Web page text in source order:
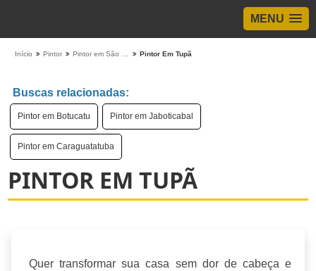
MENU
Início Pintor Pintor Em Tupã
Buscas relacionadas:
Pintor em Botucatu Pintor em Jaboticabal
Pintor em Caraguatatuba
PINTOR EM TUPÃ
Quer transformar sua casa sem dor de cabeça e